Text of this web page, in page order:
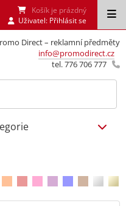
Direct – reklamní předměty
info@promodirect.cz
tel. 776 706 777
Košík je prázdný
Uživatel: Přihlásit se